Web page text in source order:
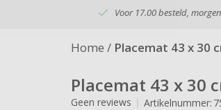
Voor 17.00 besteld,
Home / Placemat 43 x 30
Placemat 43 x 30
Geen reviews Artikelnummer: